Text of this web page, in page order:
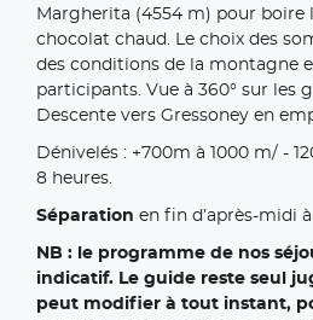
Margherita (4554 m) pour boire
chocolat chaud. Le choix des
des conditions de la montagne
participants. Vue à 360° sur les
Descente vers Gressoney en
Dénivelés : +700m à 1000 m/ -
8 heures.
Séparation en fin d’après-midi
NB : le programme de nos
indicatif. Le guide reste seul
peut modifier à tout instant,